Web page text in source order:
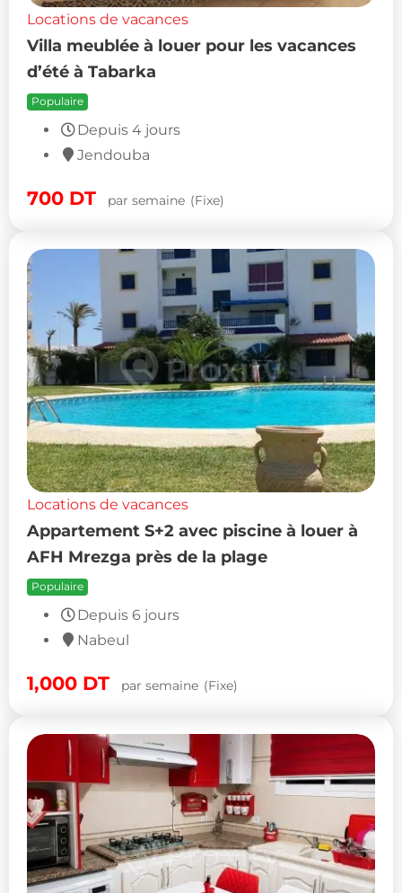
Locations de vacances
Villa meublée à louer pour les vacances
d’été à Tabarka
Populaire
Depuis 4 jours
Jendouba
700 DT par semaine (Fixe)
Locations de vacances
Appartement S+2 avec piscine à louer à
AFH Mrezga près de la plage
Populaire
Depuis 6 jours
Nabeul
1,000 DT par semaine (Fixe)